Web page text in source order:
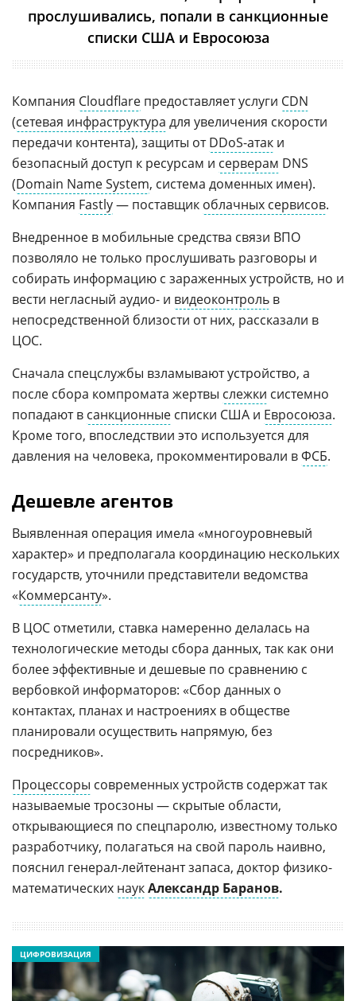
прослушивались, попали в санкционные
списки США и Евросоюза
Компания Cloudflare предоставляет услуги CDN
(сетевая инфраструктура для увеличения скорости
передачи контента), защиты отDDoS-атак и
безопасный доступ к ресурсам и серверам DNS
(Domain Name System, система доменных имен).
Компания Fastly— поставщик облачных сервисов.
Внедренное в мобильные средства связи ВПО
позволяло не только прослушивать разговоры и
собирать информацию с зараженных устройств, но и
вести негласный аудио- и видеоконтроль в
непосредственной близости от них, рассказали в
ЦОС.
Сначала спецслужбы взламывают устройство, а
после сбора компромата жертвы слежки системно
попадают в санкционные списки США и Евросоюза.
Кроме того, впоследствии это используется для
давления на человека, прокомментировали вФСБ.
Дешевле агентов
Выявленная операция имела «многоуровневый
характер» и предполагала координацию нескольких
государств, уточнили представители ведомства
«Коммерсанту».
В ЦОС отметили, ставка намеренно делалась на
технологические методы сбора данных, так как они
более эффективные и дешевые по сравнению с
вербовкой информаторов: «Сбор данных о
контактах, планах и настроениях в обществе
планировали осуществить напрямую, без
посредников».
Процессоры современных устройств содержат так
называемые тросзоны — скрытые области,
открывающиеся по спецпаролю, известному только
разработчику, полагаться на свой пароль наивно,
пояснил генерал-лейтенант запаса, доктор физико-
математических наукАлександр Баранов.
ЦИФРОВИЗАЦИЯ